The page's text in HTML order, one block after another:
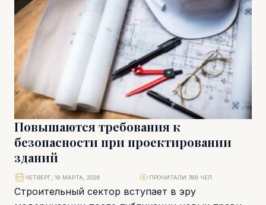
Повышаются требования к
безопасности при проектировании
зданий
Строительный сектор вступает в эру
ЧЕТВЕРГ, 19 МАРТА, 2026 ПРОЧИТАЛИ 789 ЧЕЛ.